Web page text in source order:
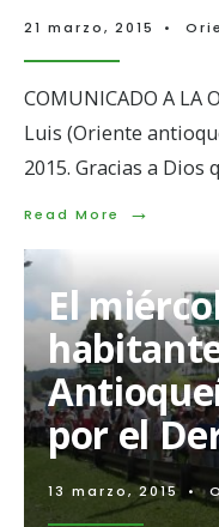
21 marzo, 2015 •
COMUNICADO A LA
Luis (Oriente
2015. Gracias a Dios
Read More →
Read
los
derechos
de
la
comunidad
del
municipio
de
San
Luis
al
El
por el
13 marzo, 2015 •